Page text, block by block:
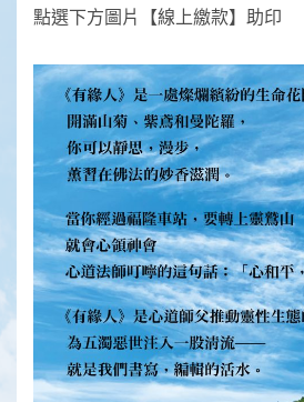
點選下方圖片【線上繳款】助印